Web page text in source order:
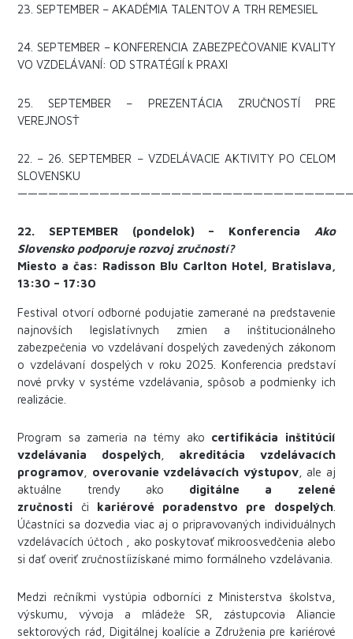
23. SEPTEMBER – AKADÉMIA TALENTOV A TRH REMESIEL
24. SEPTEMBER – KONFERENCIA ZABEZPEČOVANIE KVALITY
VO VZDELÁVANÍ: OD STRATÉGIÍ k PRAXI
25. SEPTEMBER – PREZENTÁCIA ZRUČNOSTÍ PRE
VEREJNOSŤ
22. – 26. SEPTEMBER – VZDELÁVACIE AKTIVITY PO CELOM
SLOVENSKU
22. SEPTEMBER (pondelok) – Konferencia Ako
Slovensko podporuje rozvoj zručností?
Miesto a čas: Radisson Blu Carlton Hotel, Bratislava,
13:30 – 17:30
Festival otvorí odborné podujatie zamerané na predstavenie
najnovších legislatívnych zmien a inštitucionálneho
zabezpečenia vo vzdelávaní dospelých zavedených zákonom
o vzdelávaní dospelých v roku 2025. Konferencia predstaví
nové prvky v systéme vzdelávania, spôsob a podmienky ich
realizácie.
Program sa zameria na témy ako certifikácia inštitúcií
vzdelávania dospelých, akreditácia vzdelávacích
programov
overovanie vzdelávacích výstupov, ale aj
aktuálne trendy ako digitálne a zelené
zručnosti či kariérové poradenstvo pre dospelých.
Účastníci sa dozvedia viac aj o pripravovaných individuálnych
vzdelávacích účtoch , ako poskytovať mikroosvedčenia alebo
si dať overiť zručnostíizískané mimo formálneho vzdelávania.
Medzi rečníkmi vystúpia odborníci z Ministerstva školstva,
výskumu, vývoja a mládeže SR, zástupcovia Aliancie
sektorových rád, Digitálnej koalície a Združenia pre kariérové